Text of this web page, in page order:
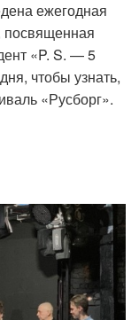
ежегодная
посвященная
«P. S. — 5
чтобы узнать,
«Русборг».